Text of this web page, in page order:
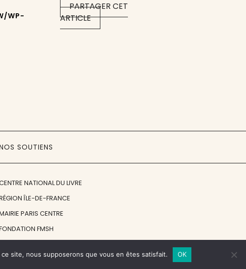
PARTAGER CET
ARTICLE
WP-
SOUTIENS
NATIONAL DU LIVRE
ÎLE-DE-FRANCE
PARIS CENTRE
FMSH
© 1998 - 2026, ENT'REVUES
site, nous supposerons que vous en êtes satisfait. OK